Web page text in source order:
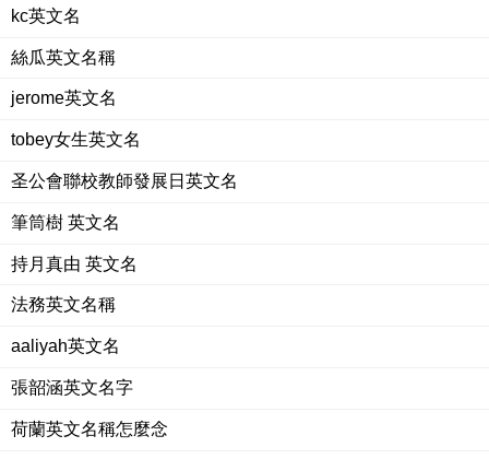
kc英文名
絲瓜英文名稱
jerome英文名
tobey女生英文名
圣公會聯校教師發展日英文名
筆筒樹 英文名
持月真由 英文名
法務英文名稱
aaliyah英文名
張韶涵英文名字
荷蘭英文名稱怎麼念